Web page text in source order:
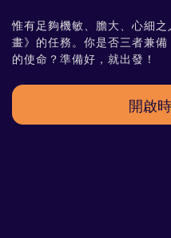
惟有足夠機敏、膽大、心細
畫》的任務。你是否三者兼
的使命？準備好，就出發！